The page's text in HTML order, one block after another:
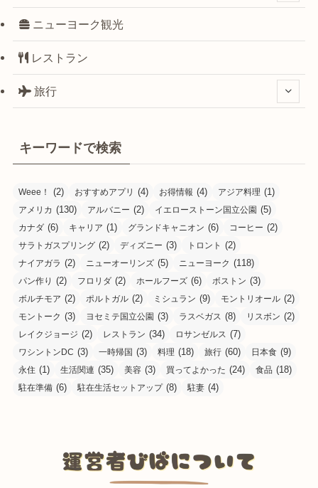
ニューヨーク観光
レストラン
旅行
キーワードで検索
Weee！ (2) おすすめアプリ (4) お得情報 (4) アジア料理 (1)
アメリカ (130) アルバニー (2) イエローストーン国立公園 (5)
カナダ (6) キャリア (1) グランドキャニオン (6) コーヒー (2)
サラトガスプリング (2) ディズニー (3) トロント (2)
ナイアガラ (2) ニューオーリンズ (5) ニューヨーク (118)
パン作り (2) フロリダ (2) ホールフーズ (6) ボストン (3)
ボルチモア (2) ポルトガル (2) ミシュラン (9) モントリオール (2)
モントーク (3) ヨセミテ国立公園 (3) ラスベガス (8) リスボン (2)
レイクジョージ (2) レストラン (34) ロサンゼルス (7)
ワシントンDC (3) 一時帰国 (3) 料理 (18) 旅行 (60) 日本食 (9)
永住 (1) 生活関連 (35) 美容 (3) 買ってよかった (24) 食品 (18)
駐在準備 (6) 駐在生活セットアップ(8) 駐妻 (4)